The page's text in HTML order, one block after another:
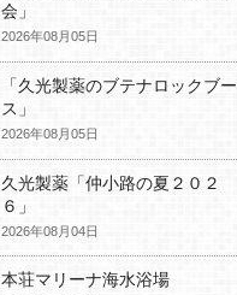
会」
2026年08月05日
「久光製薬のブテナロックブー
ス」
2026年08月05日
久光製薬「仲小路の夏２０２
６」
2026年08月04日
本荘マリーナ海水浴場